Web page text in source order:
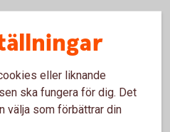
eller liknande
ska fungera för dig. Det
välja som förbättrar din